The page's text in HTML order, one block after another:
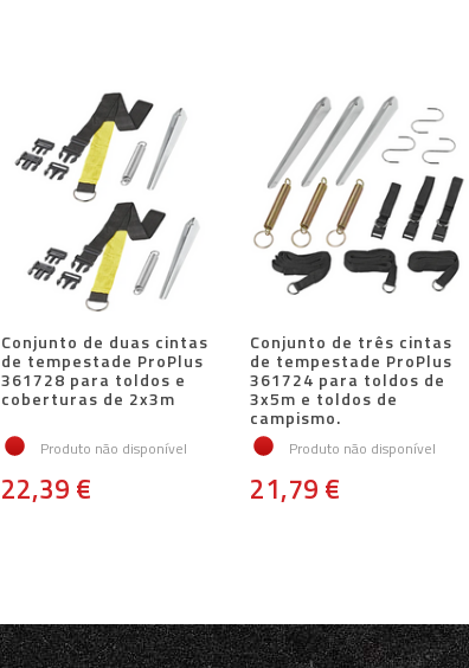
Conjunto de duas cintas
de tempestade ProPlus
361728 para toldos e
coberturas de 2x3m
Produto não disponível
22,39 €
Conjunto de três cintas
de tempestade ProPlus
361724 para toldos de
3x5m e toldos de
campismo.
Produto não disponível
21,79 €